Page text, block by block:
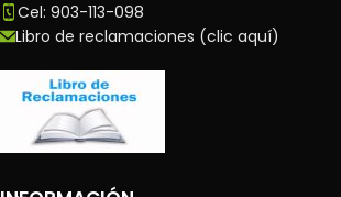
Cel: 903-113-098
Libro de reclamaciones (clic aquí)